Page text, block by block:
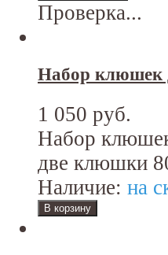
Проверка...
Набор клюшек
1 050 руб.
Набор
две клюшки
Наличие: на